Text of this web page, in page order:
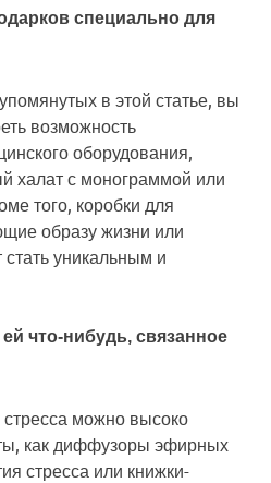
специально для
в этой статье, вы
возможность
оборудования,
халат с монограммой или
того, коробки для
образу жизни или
уникальным и
что-нибудь, связанное
можно высоко
как диффузоры эфирных
стресса или книжки-